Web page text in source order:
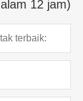
12 jam)